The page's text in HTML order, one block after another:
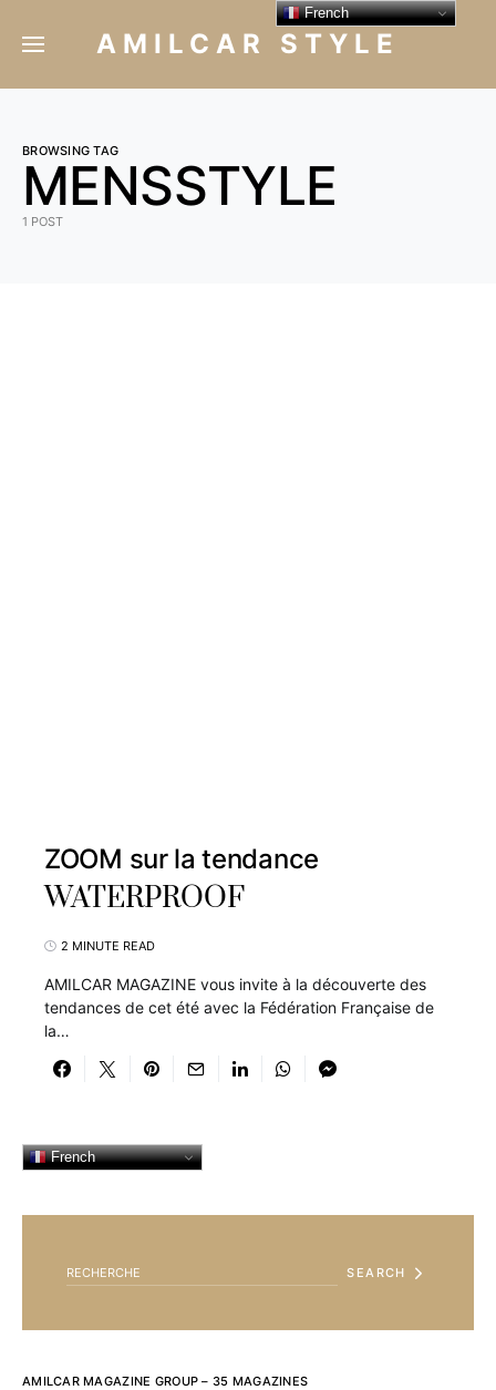
AMILCAR STYLE
BROWSING TAG
MENSSTYLE
1 POST
ZOOM sur la tendance
WATERPROOF
2 MINUTE READ
AMILCAR MAGAZINE vous invite à la découverte des
tendances de cet été avec la Fédération Française de
la…
French
SEARCH
AMILCAR MAGAZINE GROUP – 35 MAGAZINES
French